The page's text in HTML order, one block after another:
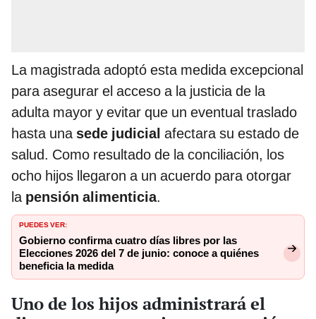
La magistrada adoptó esta medida excepcional
para asegurar el acceso a la justicia de la
adulta mayor y evitar que un eventual traslado
hasta una sede judicial afectara su estado de
salud. Como resultado de la conciliación, los
ocho hijos llegaron a un acuerdo para otorgar
la pensión alimenticia.
PUEDES VER:
Gobierno confirma cuatro días libres por las
Elecciones 2026 del 7 de junio: conoce a quiénes
beneficia la medida
Uno de los hijos administrará el